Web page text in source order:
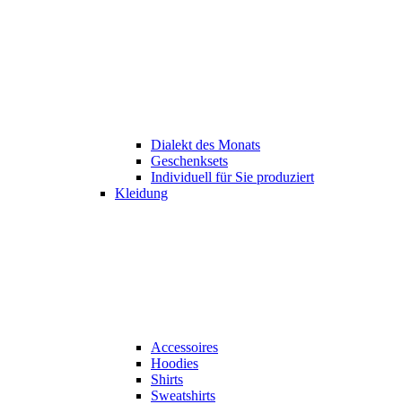
Dialekt des Monats
Geschenksets
Individuell für Sie produziert
Kleidung
Accessoires
Hoodies
Shirts
Sweatshirts